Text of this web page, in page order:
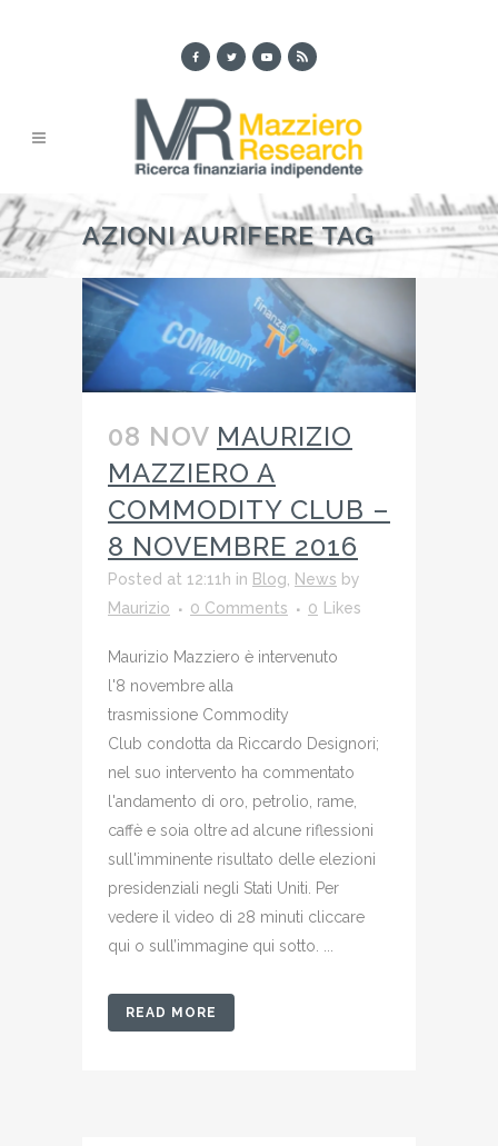
AZIONI AURIFERE TAG
08 NOV MAURIZIO
MAZZIERO A
COMMODITY CLUB –
8 NOVEMBRE 2016
Posted at 12:11h in Blog, News by
Maurizio
0 Comments 0 Likes
Maurizio Mazziero è intervenuto
l'8 novembre alla
trasmissione Commodity
Club condotta da Riccardo Designori;
nel suo intervento ha commentato
l'andamento di oro, petrolio, rame,
caffè e soia oltre ad alcune riflessioni
sull'imminente risultato delle elezioni
presidenziali negli Stati Uniti. Per
vedere il video di 28 minuti cliccare
qui o sull’immagine qui sotto. ...
READ MORE